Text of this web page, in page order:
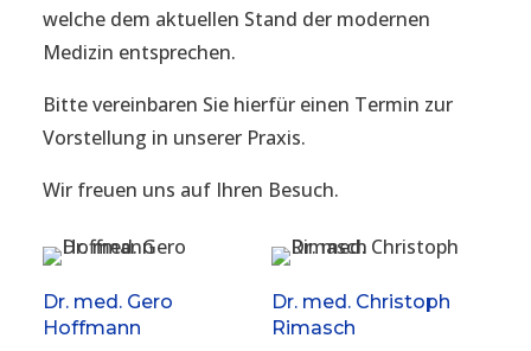
welche dem aktuellen Stand der modernen
Medizin entsprechen.
Bitte vereinbaren Sie hierfür einen Termin zur
Vorstellung in unserer Praxis.
Wir freuen uns auf Ihren Besuch.
Dr. med. Gero
Hoffmann
Dr. med. Christoph
Rimasch